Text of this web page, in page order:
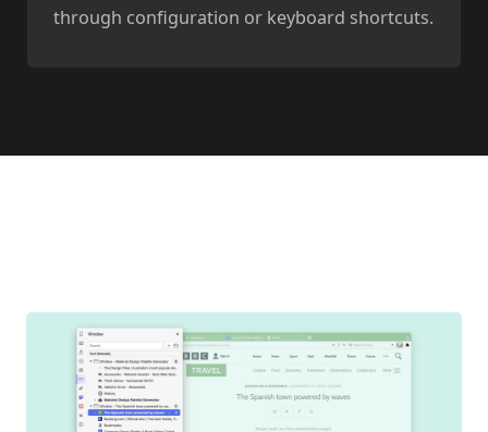
through configuration or keyboard shortcuts.